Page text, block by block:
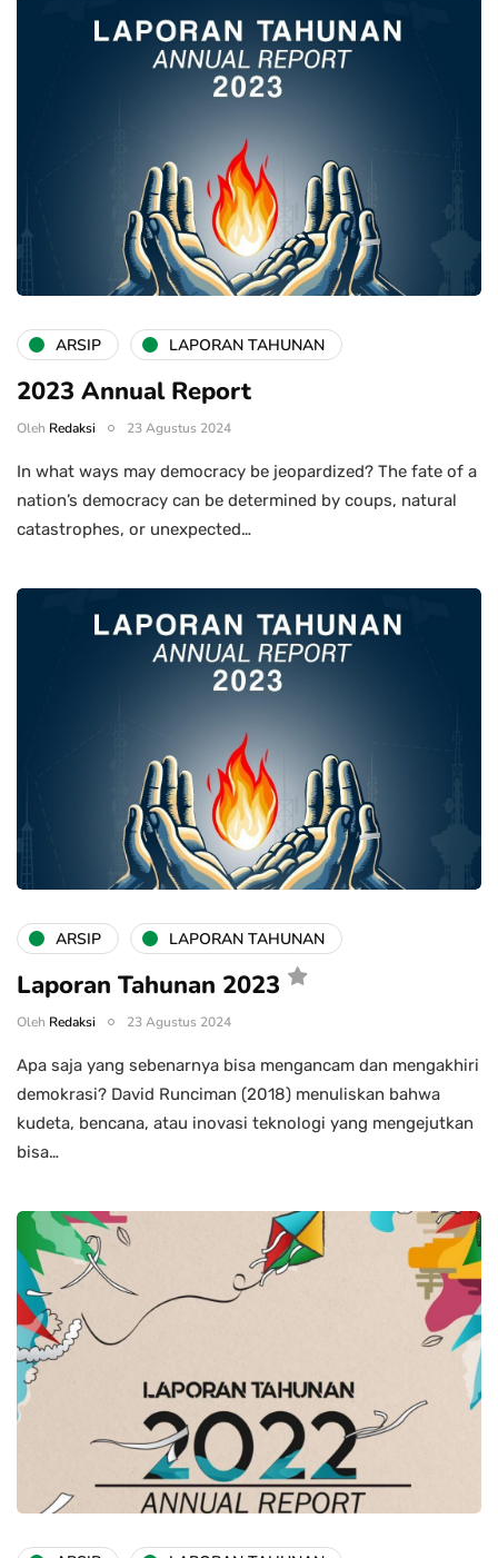
ARSIP LAPORAN TAHUNAN
2023 Annual Report
Oleh Redaksi 23 Agustus 2024
In what ways may democracy be jeopardized? The fate of a
nation’s democracy can be determined by coups, natural
catastrophes, or unexpected…
ARSIP LAPORAN TAHUNAN
Laporan Tahunan 2023
Oleh Redaksi 23 Agustus 2024
Apa saja yang sebenarnya bisa mengancam dan mengakhiri
demokrasi? David Runciman (2018) menuliskan bahwa
kudeta, bencana, atau inovasi teknologi yang mengejutkan
bisa…